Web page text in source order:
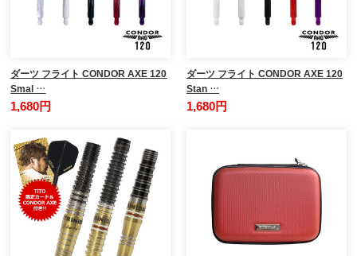
ダーツ フライト CONDOR AXE 120
Smal …
1,680円
ダーツ フライト CONDOR AXE 120
Stan …
1,680円